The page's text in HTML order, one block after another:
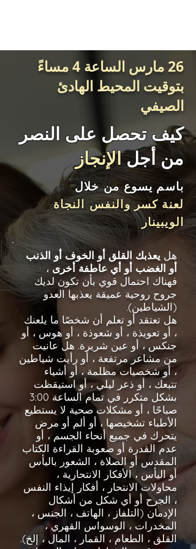
26 مارس الساعة 4 مساءً
بتوقيت المحيط الهادئ
الصيفي
كيف تحصل على النصر
من أجل الإنجاز
باسم يسوع من خلال
لعنة كسر والنفس النجاة
الويبينار
هل يعذبك القلق أو الخوف أو الذنب
أو الغضب أو أي عاطفة أخرى ،
فهناك احتمال قوي بأن تكون لديك
جروح روحية عميقة يعذبها العدو
(الشياطين).
هل تعتقد أو تعلم أن شخصًا ما يلعنك
، أو تعويذة ، أو شعوذة ، أو هوس ، أو
جنكس ، أو عين شريرة. هل عانيت
من مشاعر مرتفعة ، أو رأيت شياطين
، أو شخصيات مظلمة ، أو أشياء
تتبعك ، أو ذعر ليلي ، أو استيقظت
بشكل متكرر في تمام الساعة 3:00
صباحًا ، أو مشكلات صحية لا يستطيع
الأطباء تشخيصها ، أو ألم أو مرض
يتحرك في جميع أنحاء الجسم ، أو
عدم القدرة أو صعوبة القراءة الكتاب
المقدس أو الصلاة ، الشعور باليأس
أو اليأس ، الأفكار الانتحارية ،
محاولات الانتحار ، أفكار إيذاء النفس
، الجرح أو أي شكل من أشكال
الإدمان (التلفاز ، الهاتف ، الجنس ،
المخدرات ، الوسواس القهري ،
القلق ، الطعام ، القمار ، المال ، إلخ).